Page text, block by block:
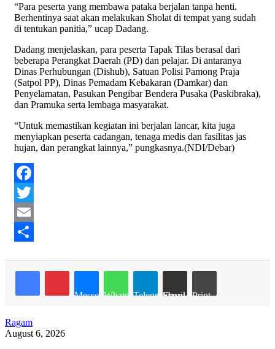
“Para peserta yang membawa pataka berjalan tanpa henti.
Berhentinya saat akan melakukan Sholat di tempat yang sudah
di tentukan panitia,” ucap Dadang.
Dadang menjelaskan, para peserta Tapak Tilas berasal dari
beberapa Perangkat Daerah (PD) dan pelajar. Di antaranya
Dinas Perhubungan (Dishub), Satuan Polisi Pamong Praja
(Satpol PP), Dinas Pemadam Kebakaran (Damkar) dan
Penyelamatan, Pasukan Pengibar Bendera Pusaka (Paskibraka),
dan Pramuka serta lembaga masyarakat.
“Untuk memastikan kegiatan ini berjalan lancar, kita juga
menyiapkan peserta cadangan, tenaga medis dan fasilitas jas
hujan, dan perangkat lainnya,” pungkasnya.(NDI/Debar)
Facebook
Twitter
Email
MessengerWhatsAppTelegramShare via Email Print
Ragam
August 6, 2026